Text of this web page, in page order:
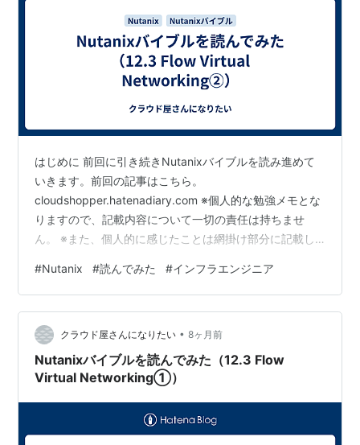
はじめに 前回に引き続きNutanixバイブルを読み進めて
いきます。前回の記事はこちら。
cloudshopper.hatenadiary.com ※個人的な勉強メモとな
りますので、記載内容について一切の責任は持ちませ
ん。 ※また、個人的に感じたことは網掛け部分に記載し
(日本語版)を読んで内容をまとめてみる。 ・本記事の対
象は、「Network Services」-「12.3 Flow Virtual
Networking」の後半部分。 外部ネットワーク（External
Networks） 概要 VPCと外部ネットワークを接…
#Nutanix #読んでみた #インフラエンジニア
クラウド屋さんになりたい • 8ヶ月前
Nutanixバイブルを読んでみた（12.3 Flow
Virtual Networking①）